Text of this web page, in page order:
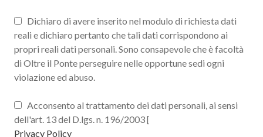
Dichiaro di avere inserito nel modulo di richiesta dati
reali e dichiaro pertanto che tali dati corrispondono ai
propri reali dati personali. Sono consapevole che è facoltà
di Oltre il Ponte perseguire nelle opportune sedi ogni
violazione ed abuso.
Acconsento al trattamento dei dati personali, ai sensi
dell'art. 13 del D.lgs. n. 196/2003 [
Privacy Policy